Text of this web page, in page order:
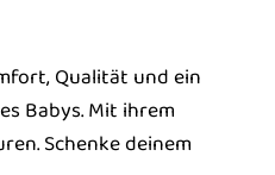
Qualität und ein
Babys. Mit ihrem
Schenke deinem